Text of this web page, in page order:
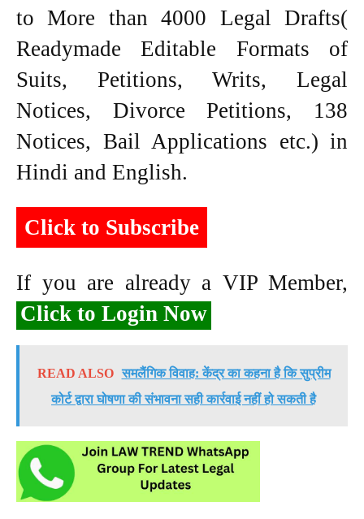
to More than 4000 Legal Drafts(
Readymade Editable Formats of
Suits, Petitions, Writs, Legal
Notices, Divorce Petitions, 138
Notices, Bail Applications etc.) in
Hindi and English.
Click to Subscribe
If you are already a VIP Member,
Click to Login Now
READ ALSO समलैंगिक विवाह: केंद्र का कहना है कि सुप्रीम
कोर्ट द्वारा घोषणा की संभावना सही कार्रवाई नहीं हो सकती है